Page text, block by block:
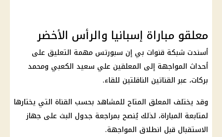
معلقو مباراة إسبانيا والرأس الأخضر
أسندت شبكة قنوات بي إن سبورتس مهمة التعليق على
أحداث المواجهة إلى المعلقين علي سعيد الكعبي ومحمد
بركات، عبر القناتين الناقلتين للقاء.
وقد يختلف المعلق المتاح للمشاهد بحسب القناة التي يختارها
لمتابعة المباراة، لذلك يُنصح بمراجعة جدول البث على جهاز
الاستقبال قبل انطلاق المواجهة.